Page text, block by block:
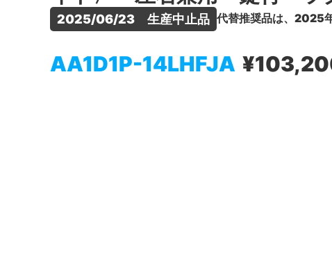
2025/06/23　生産中止品 代替推奨品は、2025
AA1D1P-14LHFJA